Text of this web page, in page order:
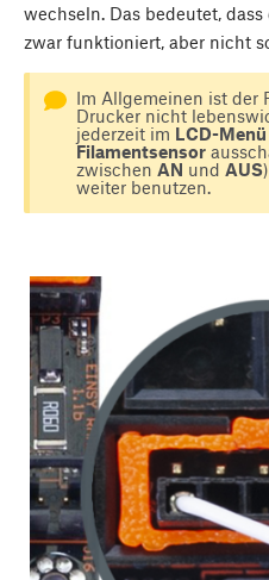
wechseln. Das bedeutet,
zwar funktioniert, aber nicht
Im Allgemeinen ist der
Drucker nicht
jederzeit im LCD-
Filamentsensor
zwischen AN und AUS
weiter benutzen.